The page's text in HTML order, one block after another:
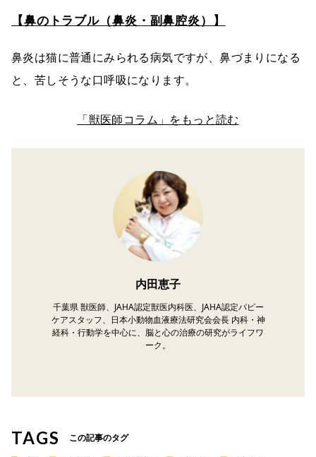
【鼻のトラブル（鼻炎・副鼻腔炎）】
鼻炎は猫に普通にみられる病気ですが、鼻づまりになる
と、苦しそうな口呼吸になります。
「獣医師コラム」をもっと読む
内田恵子
千葉県 獣医師、JAHA認定獣医内科医、JAHA認定パピー
ケアスタッフ、日本小動物血液療法研究会会長 内科・神
経科・行動学を中心に、脳と心の治療の研究がライフワ
ーク。
TAGS この記事のタグ